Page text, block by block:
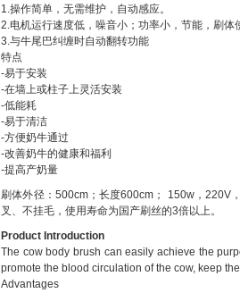
1.操作简单，无需维护，自动感应。
2.电机运行速度低，噪音小；功率小，节能，刷体
3.与牛尾巴纠缠时自动翻转功能
特点
-易于安装
-在墙上或柱子上灵活安装
-低能耗
-易于清洁
-方便奶牛通过
-改善奶牛的健康和福利
-提高产奶量
刷体外径：500cm；长度600cm； 150w，220V
叉、不挂毛，使用寿命为国产刷丝的3倍以上。
Product Introduction
The cow body brush can easily achieve the
promote the blood circulation of the cow, keep
Advantages